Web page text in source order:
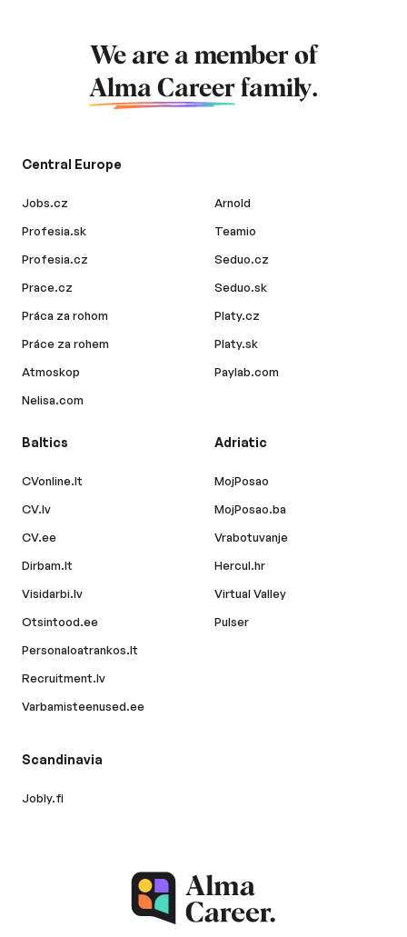
We are a member of
Alma Career family.
Central Europe
Jobs.cz
Profesia.sk
Profesia.cz
Prace.cz
Práca za rohom
Práce za rohem
Atmoskop
Nelisa.com
Arnold
Teamio
Seduo.cz
Seduo.sk
Platy.cz
Platy.sk
Paylab.com
Baltics
CVonline.lt
CV.lv
CV.ee
Dirbam.lt
Visidarbi.lv
Otsintood.ee
Personaloatrankos.lt
Recruitment.lv
Varbamisteenused.ee
Adriatic
MojPosao
MojPosao.ba
Vrabotuvanje
Hercul.hr
Virtual Valley
Pulser
Scandinavia
Jobly.fi